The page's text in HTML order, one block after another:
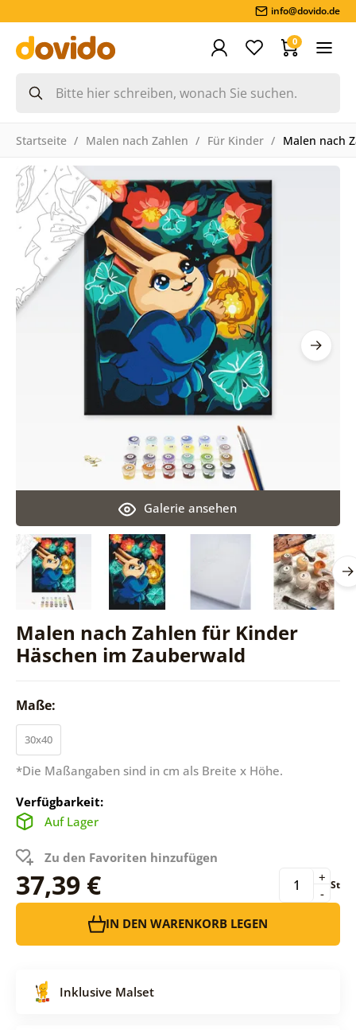
info@dovido.de
0
Startseite Malen nach Zahlen Für Kinder Malen nach
Malen nach Zahlen für Kinder
Häschen im Zauberwald
Galerie ansehen
Maße:
30x40
*Die Maßangaben sind in cm als Breite x Höhe.
Verfügbarkeit:
Auf Lager
Zu den Favoriten hinzufügen
37,39 € -
+ St
IN DEN WARENKORB LEGEN
Inklusive Malset